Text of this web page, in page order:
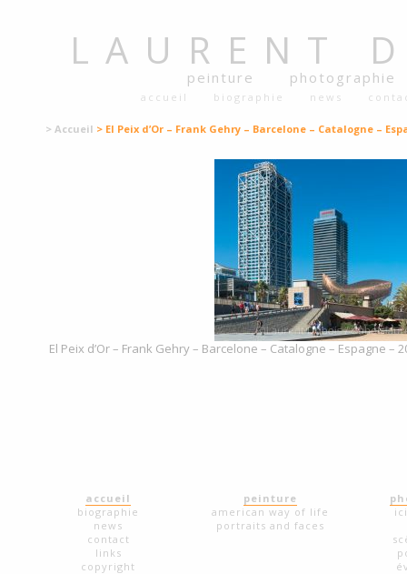
LAURENT
peinture photographie
accueil biographie news
> Accueil > El Peix d’Or – Frank Gehry – Barcelone – Catalogne –
El Peix d’Or – Frank Gehry – Barcelone – Catalogne – Espagne
accueil
biographie
news
contact
links
copyright
peinture
american way of life
portraits and faces